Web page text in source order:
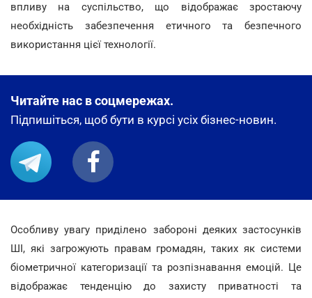
впливу на суспільство, що відображає зростаючу
необхідність забезпечення етичного та безпечного
використання цієї технології.
Читайте нас в соцмережах.
Підпишіться, щоб бути в курсі усіх бізнес-новин.
Особливу увагу приділено забороні деяких застосунків
ШІ, які загрожують правам громадян, таких як системи
біометричної категоризації та розпізнавання емоцій. Це
відображає тенденцію до захисту приватності та